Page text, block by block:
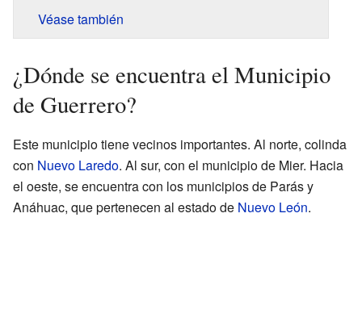
Véase también
¿Dónde se encuentra el Municipio
de Guerrero?
Este municipio tiene vecinos importantes. Al norte, colinda
con Nuevo Laredo. Al sur, con el municipio de Mier. Hacia
el oeste, se encuentra con los municipios de Parás y
Anáhuac, que pertenecen al estado de Nuevo León.